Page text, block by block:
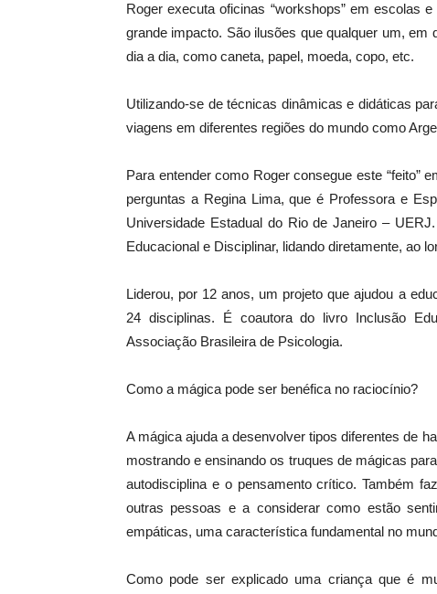
Roger executa oficinas “workshops” em escolas
grande impacto. São ilusões que qualquer um,
dia a dia, como caneta, papel, moeda, copo, etc.
Utilizando-se de técnicas dinâmicas e didáticas
viagens em diferentes regiões do mundo como
Para entender como Roger consegue este “feito”
perguntas a Regina Lima, que é Professora e
Universidade Estadual do Rio de Janeiro –
Educacional e Disciplinar, lidando diretamente, ao
Liderou, por 12 anos, um projeto que ajudou a
24 disciplinas. É coautora do livro Inclusão
Associação Brasileira de Psicologia.
Como a mágica pode ser benéfica no raciocínio?
A mágica ajuda a desenvolver tipos diferentes de
mostrando e ensinando os truques de mágicas
autodisciplina e o pensamento crítico. Também
outras pessoas e a considerar como estão
empáticas, uma característica fundamental no
Como pode ser explicado uma criança que é